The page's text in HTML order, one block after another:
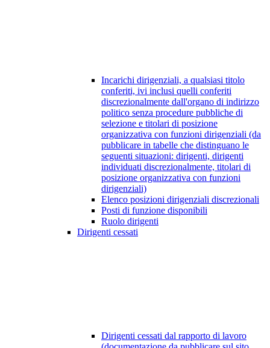
Incarichi dirigenziali, a qualsiasi titolo
conferiti, ivi inclusi quelli conferiti
discrezionalmente dall'organo di indirizzo
politico senza procedure pubbliche di
selezione e titolari di posizione
organizzativa con funzioni dirigenziali (da
pubblicare in tabelle che distinguano le
seguenti situazioni: dirigenti, dirigenti
individuati discrezionalmente, titolari di
posizione organizzativa con funzioni
dirigenziali)
Elenco posizioni dirigenziali discrezionali
Posti di funzione disponibili
Ruolo dirigenti
Dirigenti cessati
Dirigenti cessati dal rapporto di lavoro